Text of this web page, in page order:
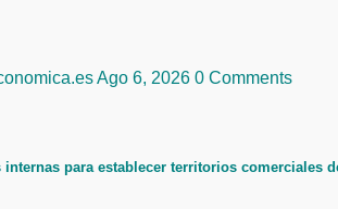
Ago 6, 2026 0 Comments
para establecer territorios comerciales